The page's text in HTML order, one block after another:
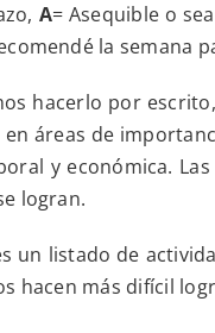
en
la
de
esta
semana:
vamos
nuestras
metas
y
A= Asequible o
la
hacerlo por
áreas de
y económica.
logran.
un listado de
hacen más difícil